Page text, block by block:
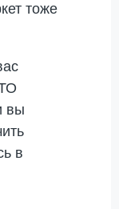
тоже
вы
в